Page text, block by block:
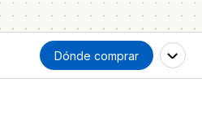
Dónde comprar